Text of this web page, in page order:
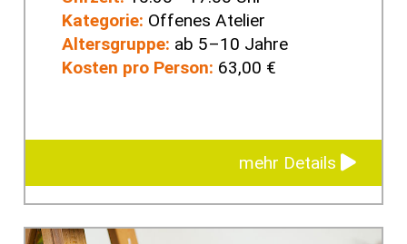
Kategorie: Offenes Atelier
Altersgruppe: ab 5–10 Jahre
Kosten pro Person: 63,00 €
mehr Details